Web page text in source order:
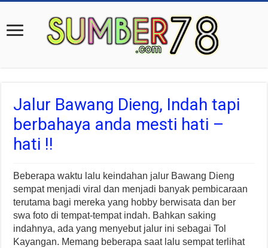
Jalur Bawang Dieng, Indah tapi
berbahaya anda mesti hati –
hati !!
Beberapa waktu lalu keindahan jalur Bawang Dieng
sempat menjadi viral dan menjadi banyak pembicaraan
terutama bagi mereka yang hobby berwisata dan ber
swa foto di tempat-tempat indah. Bahkan saking
indahnya, ada yang menyebut jalur ini sebagai Tol
Kayangan. Memang beberapa saat lalu sempat terlihat